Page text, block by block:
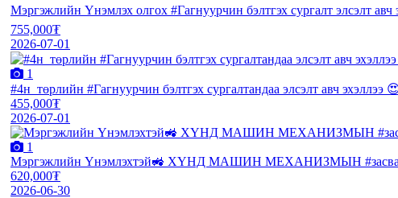
Мэргэжлийн Үнэмлэх олгох #Гагнуурчин бэлтгэх сургалт элсэлт
755,000₮
2026-07-01
1
#4н_төрлийн #Гагнуурчин бэлтгэх сургалтандаа элсэлт авч
455,000₮
2026-07-01
1
Мэргэжлийн Үнэмлэхтэй🚜 ХҮНД МАШИН МЕХАНИЗМЫН
620,000₮
2026-06-30